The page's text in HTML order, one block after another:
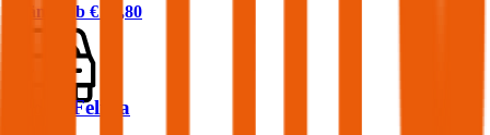
Prämie ab € 24,80
Skoda Felicia